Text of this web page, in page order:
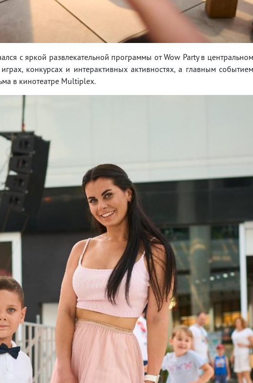
с яркой развлекательной программы от Wow Party в центральном
конкурсах и интерактивных активностях, а главным событием
в кинотеатре Multiplex.